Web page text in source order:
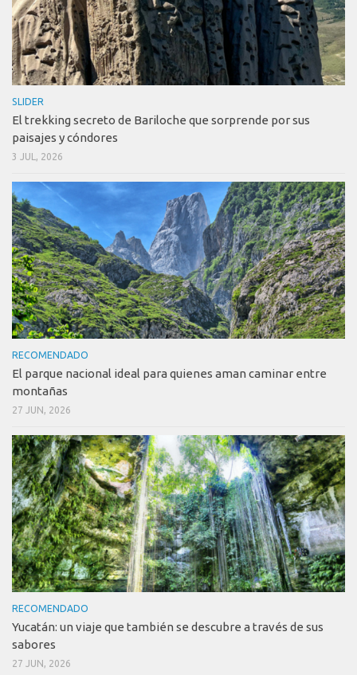
SLIDER
El trekking secreto de Bariloche que sorprende por sus
paisajes y cóndores
3 JUL, 2026
RECOMENDADO
El parque nacional ideal para quienes aman caminar entre
montañas
27 JUN, 2026
RECOMENDADO
Yucatán: un viaje que también se descubre a través de sus
sabores
27 JUN, 2026